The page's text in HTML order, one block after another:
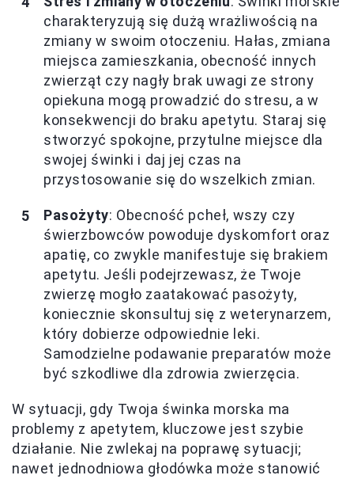
charakteryzują się dużą wrażliwością na
zmiany w swoim otoczeniu. Hałas, zmiana
miejsca zamieszkania, obecność innych
zwierząt czy nagły brak uwagi ze strony
opiekuna mogą prowadzić do stresu, a w
konsekwencji do braku apetytu. Staraj się
stworzyć spokojne, przytulne miejsce dla
swojej świnki i daj jej czas na
przystosowanie się do wszelkich zmian.
Pasożyty: Obecność pcheł, wszy czy
świerzbowców powoduje dyskomfort oraz
apatię, co zwykle manifestuje się brakiem
apetytu. Jeśli podejrzewasz, że Twoje
zwierzę mogło zaatakować pasożyty,
koniecznie skonsultuj się z weterynarzem,
który dobierze odpowiednie leki.
Samodzielne podawanie preparatów może
być szkodliwe dla zdrowia zwierzęcia.
W sytuacji, gdy Twoja świnka morska ma
problemy z apetytem, kluczowe jest szybie
działanie. Nie zwlekaj na poprawę sytuacji;
nawet jednodniowa głodówka może stanowić